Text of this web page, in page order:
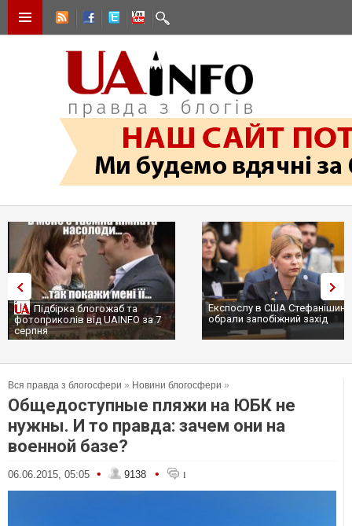
Підбірка блогожаб та
фотоприколів від UAINFO за 7
серпня
Експослу в США
обрали запобіжний захід
Вся правда з блогосфери » Новини блогосфери »
Общедоступные пляжи на ЮБК не
нужны. И то правда: зачем они на
военной базе?
06.06.2015, 05:05 • 9138 • 1